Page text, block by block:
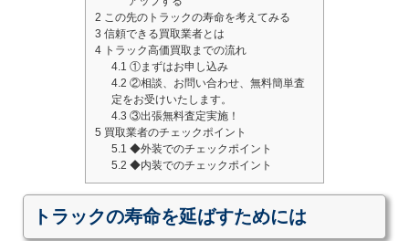
2 この先のトラックの寿命を考えてみる
3 信頼できる買取業者とは
4 トラック高価買取までの流れ
4.1 ①まずはお申し込み
4.2 ②相談、お問い合わせ、無料簡単査
定をお受けいたします。
4.3 ③出張無料査定実施！
5 買取業者のチェックポイント
5.1 ◆外装でのチェックポイント
5.2 ◆内装でのチェックポイント
トラックの寿命を延ばすためには